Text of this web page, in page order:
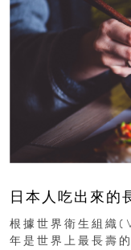
日本人吃出來的
根據世界衛生組織
年是世界上最長壽